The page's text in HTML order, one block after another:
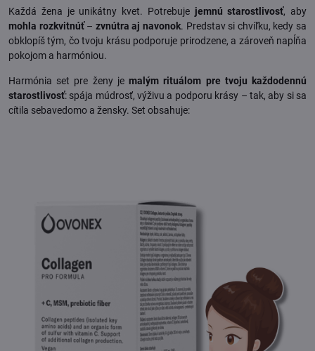
Každá žena je unikátny kvet. Potrebuje jemnú starostlivosť, aby
mohla rozkvitnúť– zvnútra aj navonok. Predstav si chvíľku, kedy sa
obklopíš tým, čo tvoju krásu podporuje prirodzene, a zároveň napĺňa
pokojom a harmóniou.
Harmónia set pre ženy jemalým rituálom pre tvoju každodennú
starostlivosť: spája múdrosť, výživu a podporu krásy – tak, aby si sa
cítila sebavedomo a žensky. Set obsahuje: